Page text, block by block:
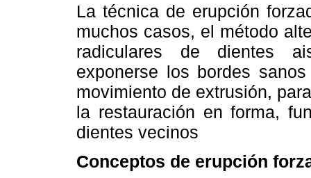
La técnica de erupción
muchos casos, el método
radiculares de dientes
exponerse los bordes
movimiento de extrusión,
la restauración en forma,
dientes vecinos
Conceptos de erupción